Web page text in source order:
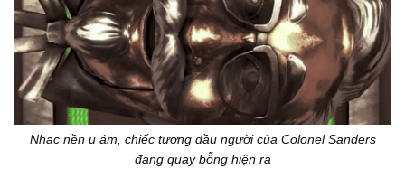
Nhạc nền u ám, chiếc tượng đầu người của Colonel Sanders
đang quay bỗng hiện ra